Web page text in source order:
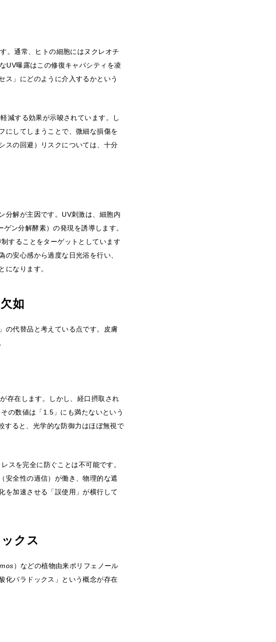
。通常、ヒトの細胞にはヌクレオチ
UV曝露はこの修復キャパシティを凌
ス」にどのように介入するかという
減する効果が示唆されています。し
にしてしまうことで、微細な損傷を
スの回避）リスクについては、十分
分解が主因です。UV刺激は、細胞内
ン分解酵素）の発現を誘導します。
することをターゲットとしています
安心感から過度な日光浴を行い、
になります。
如
の代替品と考えている点です。皮膚
存在します。しかし、経口摂取され
の数値は「1.5」にも満たないという
すると、光学的な防御力はほぼ無視で
スを完全に防ぐことは不可能です。
安全性の過信）が働き、物理的な遮
を加速させる「誤使用」が横行して
クス
）などの植物由来ポリフェノール
化パラドックス」という概念が存在